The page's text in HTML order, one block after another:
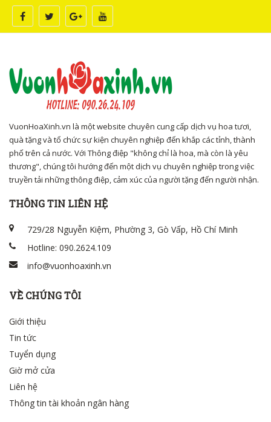
VuonHoaXinh.vn là một website chuyên cung cấp dịch vụ hoa tươi,
quà tặng và tổ chức sự kiện chuyên nghiệp đến khắp các tỉnh, thành
phố trên cả nước. Với Thông điệp "không chỉ là hoa, mà còn là yêu
thương", chúng tôi hướng đến một dịch vụ chuyên nghiệp trong việc
truyền tải những thông điệp, cảm xúc của người tặng đến người nhận.
THÔNG TIN LIÊN HỆ
729/28 Nguyễn Kiệm, Phường 3, Gò Vấp, Hồ Chí Minh
Hotline: 090.2624.109
info@vuonhoaxinh.vn
VỀ CHÚNG TÔI
Giới thiệu
Tin tức
Tuyển dụng
Giờ mở cửa
Liên hệ
Thông tin tài khoản ngân hàng